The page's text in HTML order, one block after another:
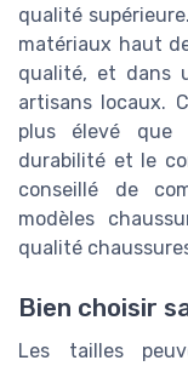
qualité
matériaux haut
qualité, et dans
artisans locaux.
plus élevé que
durabilité et le
conseillé de
modèles
qualité
Bien choisir
Les tailles